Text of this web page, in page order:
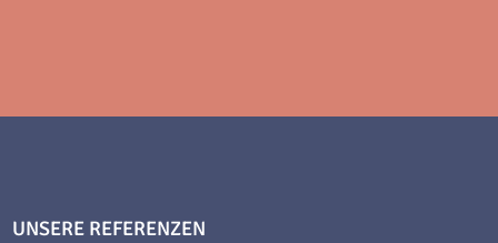
UNSERE REFERENZEN